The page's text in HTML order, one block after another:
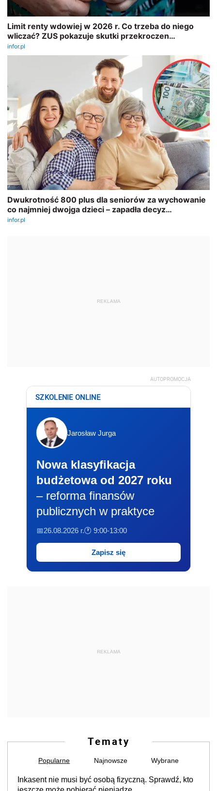
REKLAMA
AUTOPROMOCJA
SZKOLENIE ONLINE
Jarosław Jurga
Nowa klasyfikacja
budżetowa od 2027 roku
– reforma finansów
publicznych w praktyce
📅26.08.2026 r.🕐 9:00-13:00
Zapisz się
REKLAMA
Tematy
Popularne Najnowsze Wybrane
Inkasent nie musi być osobą fizyczną. Sprawdź, kto